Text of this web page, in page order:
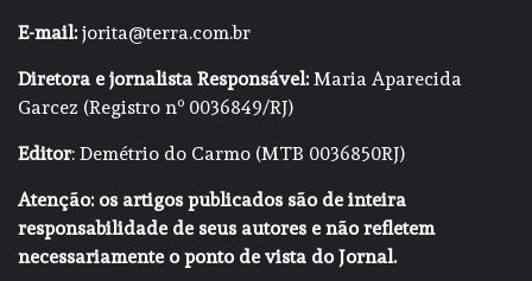
E-mail:jorita@terra.com.br
Diretora e jornalista Responsável:Maria Aparecida
Garcez (Registro nº 0036849/RJ)
Editor: Demétrio do Carmo (MTB 0036850RJ)
Atenção: os artigos publicados são de inteira
responsabilidade de seus autores e não refletem
necessariamente o ponto de vista do Jornal.